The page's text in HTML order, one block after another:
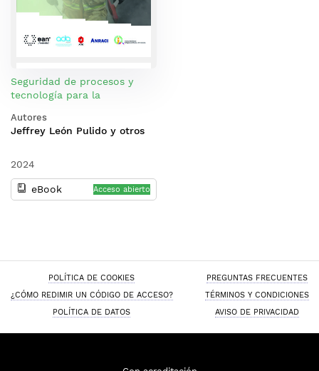
Seguridad de procesos y
tecnología para la
Autores
Jeffrey León Pulido y otros
2024
eBook Acceso abierto
POLÍTICA DE COOKIES
PREGUNTAS FRECUENTES
¿CÓMO REDIMIR UN CÓDIGO DE ACCESO?
TÉRMINOS Y CONDICIONES
POLÍTICA DE DATOS
AVISO DE PRIVACIDAD